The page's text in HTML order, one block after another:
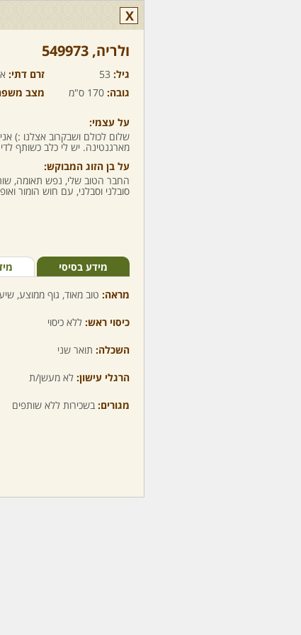
X
ולריה,‏ 549973
גיל: 53 זרם דתי:
גובה: 170 ס"מ מצב
על עצמי:
מארגנטינה. יש לי כלב כשותף לדירה.
על בן הזוג המבוקש:
החבר הטוב שלי, נפש תאומה,
סובלני וסבלני, עם חוש הומור
מידע בסיסי
מראה: טוב מאוד, גוף ממוצע,
כיסוי ראש: ללא כיסוי
השכלה: תואר שני
הרגלי עישון: לא מעשן/ת
מגורים: בשכירות ללא שותפים